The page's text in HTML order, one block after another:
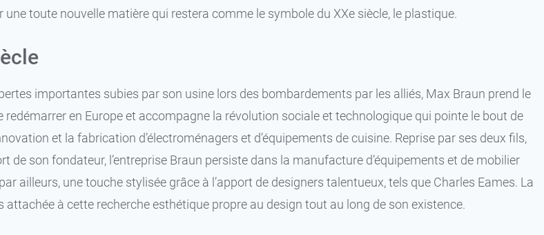
25 mm
32 mm 79,99 €
36 mm 79,99 €
toute nouvelle matière qui restera comme le symbole du XXe siècle, le plastique.
importantes subies par son usine lors des bombardements par les alliés, Max Braun prend le
redémarrer en Europe et accompagne la révolution sociale et technologique qui pointe le bout de
et la fabrication d’électroménagers et d’équipements de cuisine. Reprise par ses deux fils,
de son fondateur, l’entreprise Braun persiste dans la manufacture d’équipements et de mobilier
ailleurs, une touche stylisée grâce à l’apport de designers talentueux, tels que Charles Eames. La
attachée à cette recherche esthétique propre au design tout au long de son existence.